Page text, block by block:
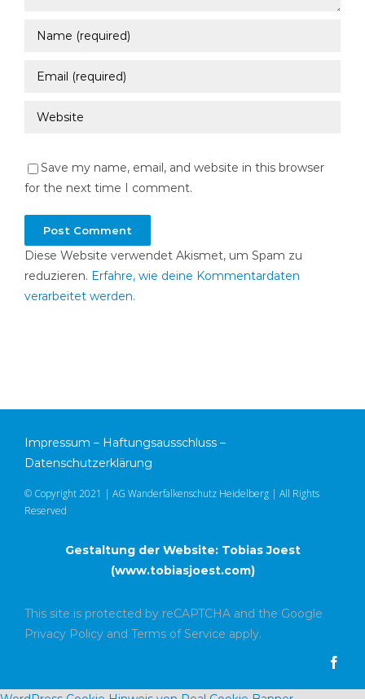
Save my name, email, and website in this browser
for the next time I comment.
Diese Website verwendet Akismet, um Spam zu
reduzieren. Erfahre, wie deine Kommentardaten
verarbeitet werden.
Impressum – Haftungsausschluss –
Datenschutzerklärung
© Copyright 2021 | AG Wanderfalkenschutz Heidelberg | All Rights
Reserved
Gestaltung der Website: Tobias Joest
(www.tobiasjoest.com)
This site is protected by reCAPTCHA and the Google
Privacy Policy and Terms of Service apply.